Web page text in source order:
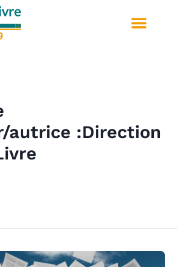
autrice :Direction